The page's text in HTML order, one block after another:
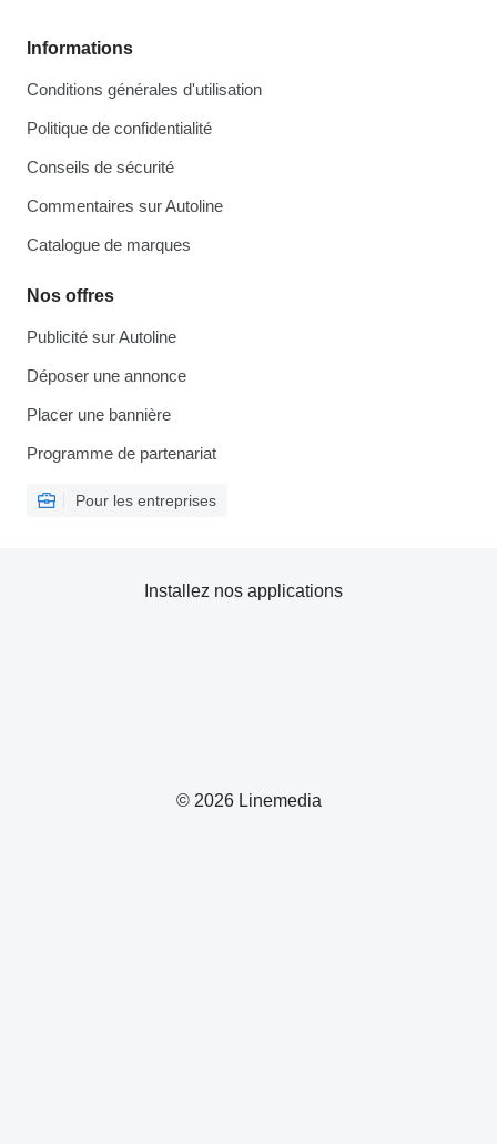
Informations
Conditions générales d'utilisation
Politique de confidentialité
Conseils de sécurité
Commentaires sur Autoline
Catalogue de marques
Nos offres
Publicité sur Autoline
Déposer une annonce
Placer une bannière
Programme de partenariat
Pour les entreprises
© 2026 Linemedia
Installez nos applications